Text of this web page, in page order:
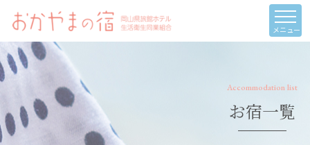
メニュー
Accommodation list
お宿一覧